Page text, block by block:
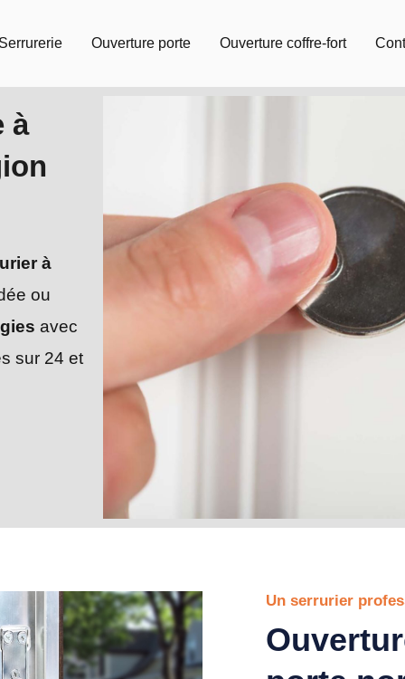
Ouverture porte Ouverture coffre-fort
à
à
ou
avec
sur 24 et
Un serrurier